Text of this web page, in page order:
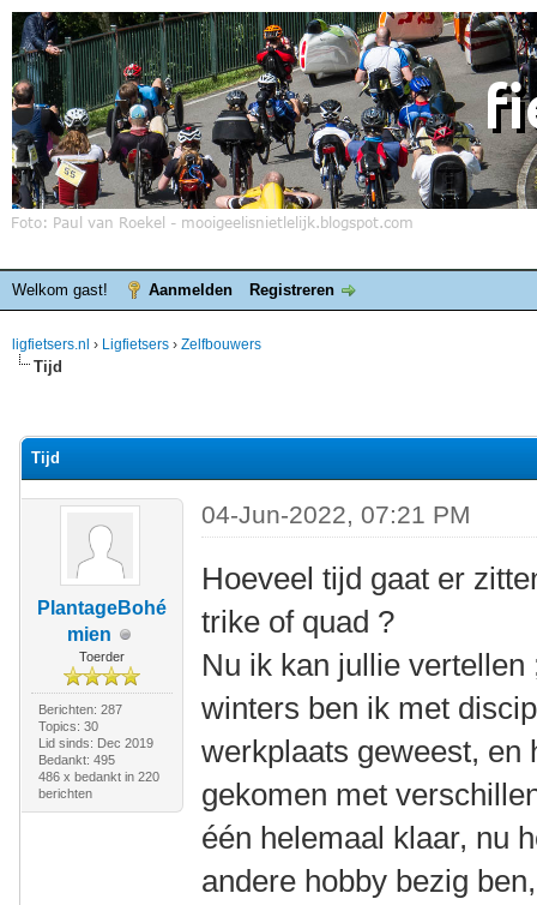
Welkom gast! Aanmelden Registreren
ligfietsers.nl › Ligfietsers › Zelfbouwers
Tijd
Tijd
PlantageBohé
mien
Toerder
Berichten: 287
Topics: 30
Lid sinds: Dec 2019
Bedankt: 495
486 x bedankt in 220
berichten
04-Jun-2022, 07:21 PM
Hoeveel tijd gaat er
trike of quad ?
Nu ik kan jullie
winters ben ik met
werkplaats geweest, en
gekomen met
één helemaal klaar, nu
andere hobby bezig